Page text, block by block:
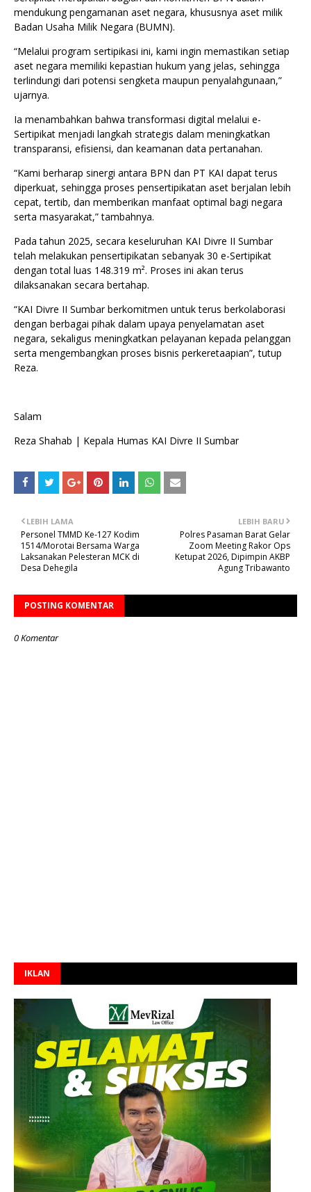
mendukung pengamanan aset negara, khususnya aset milik
Badan Usaha Milik Negara (BUMN).
“Melalui program sertipikasi ini, kami ingin memastikan setiap
aset negara memiliki kepastian hukum yang jelas, sehingga
terlindungi dari potensi sengketa maupun penyalahgunaan,”
ujarnya.
Ia menambahkan bahwa transformasi digital melalui e-
Sertipikat menjadi langkah strategis dalam meningkatkan
transparansi, efisiensi, dan keamanan data pertanahan.
“Kami berharap sinergi antara BPN dan PT KAI dapat terus
diperkuat, sehingga proses pensertipikatan aset berjalan lebih
cepat, tertib, dan memberikan manfaat optimal bagi negara
serta masyarakat,” tambahnya.
Pada tahun 2025, secara keseluruhan KAI Divre II Sumbar
telah melakukan pensertipikatan sebanyak 30 e-Sertipikat
dengan total luas 148.319 m². Proses ini akan terus
dilaksanakan secara bertahap.
“KAI Divre II Sumbar berkomitmen untuk terus berkolaborasi
dengan berbagai pihak dalam upaya penyelamatan aset
negara, sekaligus meningkatkan pelayanan kepada pelanggan
serta mengembangkan proses bisnis perkeretaapian”, tutup
Reza.
Salam
Reza Shahab | Kepala Humas KAI Divre II Sumbar
LEBIH BARU
Polres Pasaman Barat Gelar
Zoom Meeting Rakor Ops
Ketupat 2026, Dipimpin AKBP
Agung Tribawanto
LEBIH LAMA
Personel TMMD Ke-127 Kodim
1514/Morotai Bersama Warga
Laksanakan Pelesteran MCK di
Desa Dehegila
POSTING KOMENTAR
0 Komentar
IKLAN